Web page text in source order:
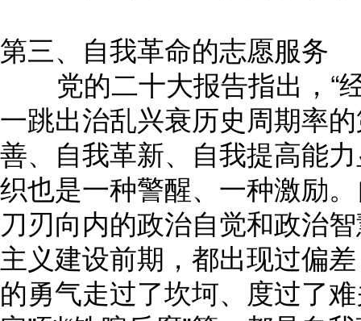
第三、自我革命的志愿服务
党的二十大报告指出，“
一跳出治乱兴衰历史周期率
善、自我革新、自我提高能
织也是一种警醒、一种激励
刀刃向内的政治自觉和政治
主义建设前期，都出现过偏
的勇气走过了坎坷、度过了